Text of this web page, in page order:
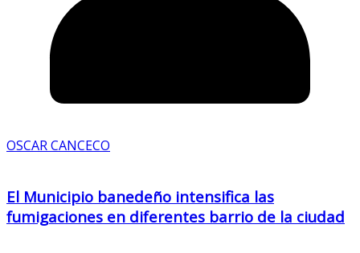
OSCAR CANCECO
El Municipio banedeño intensifica las
fumigaciones en diferentes barrio de la ciudad